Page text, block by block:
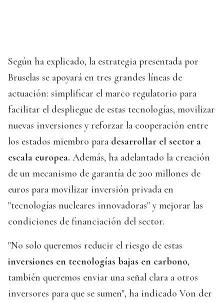
Según ha explicado, la estrategia presentada por
Bruselas se apoyará en tres grandes líneas de
actuación: simplificar el marco regulatorio para
facilitar el despliegue de estas tecnologías, movilizar
nuevas inversiones y reforzar la cooperación entre
los estados miembro para desarrollar el sector a
escala europea. Además, ha adelantado la creación
de un mecanismo de garantía de 200 millones de
euros para movilizar inversión privada en
"tecnologías nucleares innovadoras" y mejorar las
condiciones de financiación del sector.
"No solo queremos reducir el riesgo de estas
inversiones en tecnologías bajas en carbono,
también queremos enviar una señal clara a otros
inversores para que se sumen", ha indicado Von der